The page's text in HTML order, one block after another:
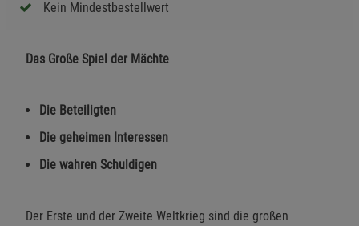
Kein Mindestbestellwert
Das Große Spiel der Mächte
Die Beteiligten
Die geheimen Interessen
Die wahren Schuldigen
Der Erste und der Zweite Weltkrieg sind die großen